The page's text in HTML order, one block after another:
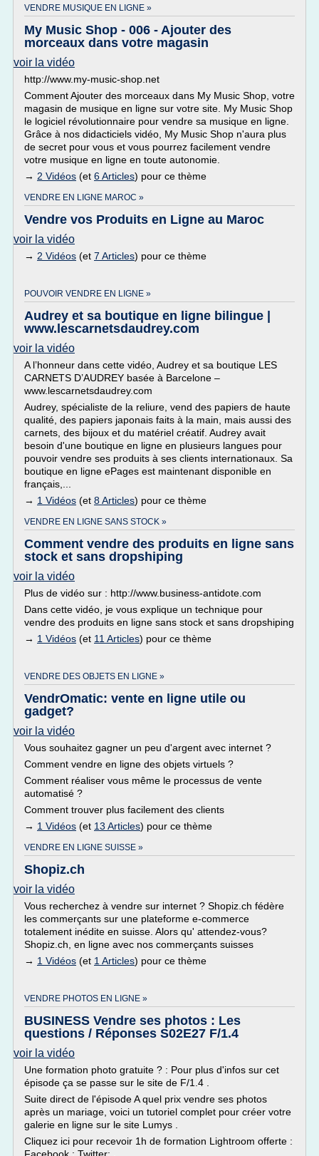
VENDRE MUSIQUE EN LIGNE »
My Music Shop - 006 - Ajouter des
morceaux dans votre magasin
voir la vidéo
http://www.my-music-shop.net
Comment Ajouter des morceaux dans My Music Shop, votre
magasin de musique en ligne sur votre site. My Music Shop
le logiciel révolutionnaire pour vendre sa musique en ligne.
Grâce à nos didacticiels vidéo, My Music Shop n'aura plus
de secret pour vous et vous pourrez facilement vendre
votre musique en ligne en toute autonomie.
→ 2 Vidéos (et 6 Articles) pour ce thème
VENDRE EN LIGNE MAROC »
Vendre vos Produits en Ligne au Maroc
voir la vidéo
→ 2 Vidéos (et 7 Articles) pour ce thème
POUVOIR VENDRE EN LIGNE »
Audrey et sa boutique en ligne bilingue |
www.lescarnetsdaudrey.com
voir la vidéo
A l’honneur dans cette vidéo, Audrey et sa boutique LES
CARNETS D’AUDREY basée à Barcelone –
www.lescarnetsdaudrey.com
Audrey, spécialiste de la reliure, vend des papiers de haute
qualité, des papiers japonais faits à la main, mais aussi des
carnets, des bijoux et du matériel créatif. Audrey avait
besoin d'une boutique en ligne en plusieurs langues pour
pouvoir vendre ses produits à ses clients internationaux. Sa
boutique en ligne ePages est maintenant disponible en
français,...
→ 1 Vidéos (et 8 Articles) pour ce thème
VENDRE EN LIGNE SANS STOCK »
Comment vendre des produits en ligne sans
stock et sans dropshiping
voir la vidéo
Plus de vidéo sur : http://www.business-antidote.com
Dans cette vidéo, je vous explique un technique pour
vendre des produits en ligne sans stock et sans dropshiping
→ 1 Vidéos (et 11 Articles) pour ce thème
VENDRE DES OBJETS EN LIGNE »
VendrOmatic: vente en ligne utile ou
gadget?
voir la vidéo
Vous souhaitez gagner un peu d'argent avec internet ?
Comment vendre en ligne des objets virtuels ?
Comment réaliser vous même le processus de vente
automatisé ?
Comment trouver plus facilement des clients
→ 1 Vidéos (et 13 Articles) pour ce thème
VENDRE EN LIGNE SUISSE »
Shopiz.ch
voir la vidéo
Vous recherchez à vendre sur internet ? Shopiz.ch fédère
les commerçants sur une plateforme e-commerce
totalement inédite en suisse. Alors qu' attendez-vous?
Shopiz.ch, en ligne avec nos commerçants suisses
→ 1 Vidéos (et 1 Articles) pour ce thème
VENDRE PHOTOS EN LIGNE »
BUSINESS Vendre ses photos : Les
questions / Réponses S02E27 F/1.4
voir la vidéo
Une formation photo gratuite ? : Pour plus d'infos sur cet
épisode ça se passe sur le site de F/1.4 .
Suite direct de l'épisode A quel prix vendre ses photos
après un mariage, voici un tutoriel complet pour créer votre
galerie en ligne sur le site Lumys .
Cliquez ici pour recevoir 1h de formation Lightroom offerte :